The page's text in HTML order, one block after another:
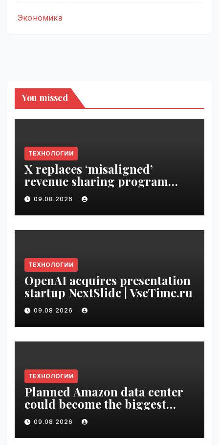
Экономика
You missed
ТЕХНОЛОГИИ
X replaces ‘misaligned’
revenue sharing program
with Original Content
Rewards | VseTime.ru
09.08.2026
ТЕХНОЛОГИИ
OpenAI acquires presentation
startup NextSlide | VseTime.ru
09.08.2026
ТЕХНОЛОГИИ
Planned Amazon data center
could become the biggest
climate polluter in the U.S. |
VseTime.ru
09.08.2026